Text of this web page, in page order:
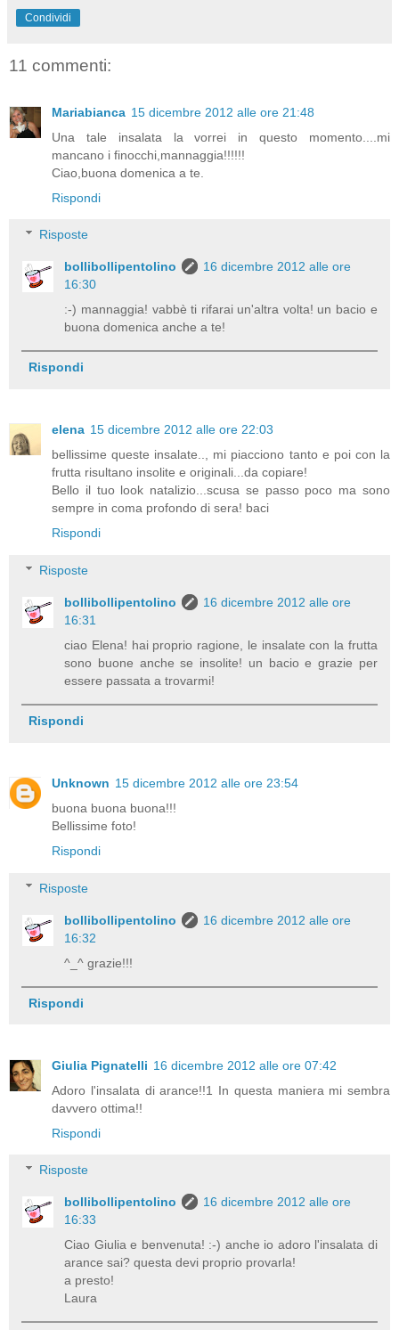
Condividi
11 commenti:
Mariabianca 15 dicembre 2012 alle ore 21:48
Una tale insalata la vorrei in questo momento....mi
mancano i finocchi,mannaggia!!!!!!
Ciao,buona domenica a te.
Rispondi
Risposte
bollibollipentolino
16 dicembre 2012 alle ore
16:30
:-) mannaggia! vabbè ti rifarai un'altra volta! un bacio e
buona domenica anche a te!
Rispondi
elena 15 dicembre 2012 alle ore 22:03
bellissime queste insalate.., mi piacciono tanto e poi con la
frutta risultano insolite e originali...da copiare!
Bello il tuo look natalizio...scusa se passo poco ma sono
sempre in coma profondo di sera! baci
Rispondi
Risposte
bollibollipentolino
16 dicembre 2012 alle ore
16:31
ciao Elena! hai proprio ragione, le insalate con la frutta
sono buone anche se insolite! un bacio e grazie per
essere passata a trovarmi!
Rispondi
Unknown 15 dicembre 2012 alle ore 23:54
buona buona buona!!!
Bellissime foto!
Rispondi
Risposte
bollibollipentolino
16 dicembre 2012 alle ore
16:32
^_^ grazie!!!
Rispondi
Giulia Pignatelli 16 dicembre 2012 alle ore 07:42
Adoro l'insalata di arance!!1 In questa maniera mi sembra
davvero ottima!!
Rispondi
Risposte
bollibollipentolino
16 dicembre 2012 alle ore
16:33
Ciao Giulia e benvenuta! :-) anche io adoro l'insalata di
arance sai? questa devi proprio provarla!
a presto!
Laura